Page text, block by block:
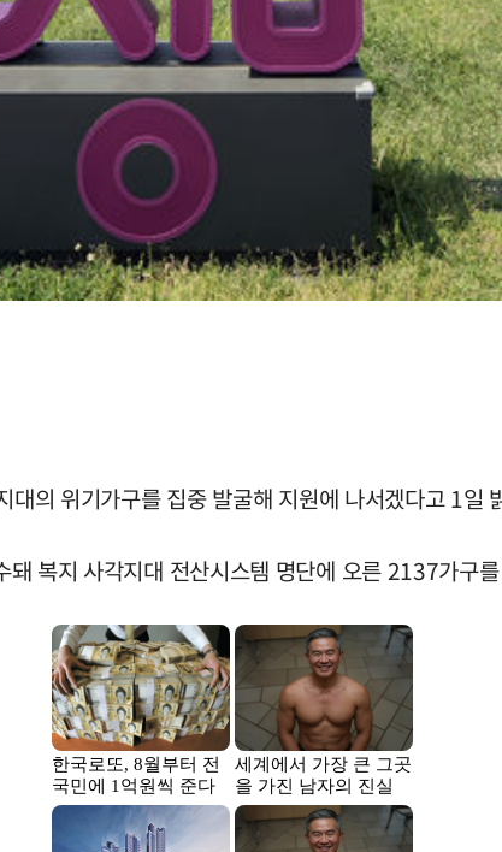
의 위기가구를 집중 발굴해 지원에 나서겠다고 1일
복지 사각지대 전산시스템 명단에 오른 2137가구